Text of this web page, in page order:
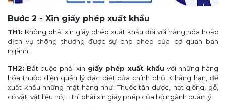
Bước 2 - Xin giấy phép xuất khẩu
TH1: Không phải xin giấy phép xuất khẩu đối với hàng hóa hoặc
dịch vụ thông thường được sự cho phép của cơ quan ban
ngành.
TH2: Bắt buộc phải xin giấy phép xuất khẩu với những hàng
hóa thuộc diện quản lý đặc biệt của chính phủ. Chẳng hạn, để
xuất khẩu những mặt hàng như: Thuốc tân dược, hạt giống, gỗ,
cổ vật, vật liệu nổ, ... thì phải xin giấy phép của bộ ngành quản lý.